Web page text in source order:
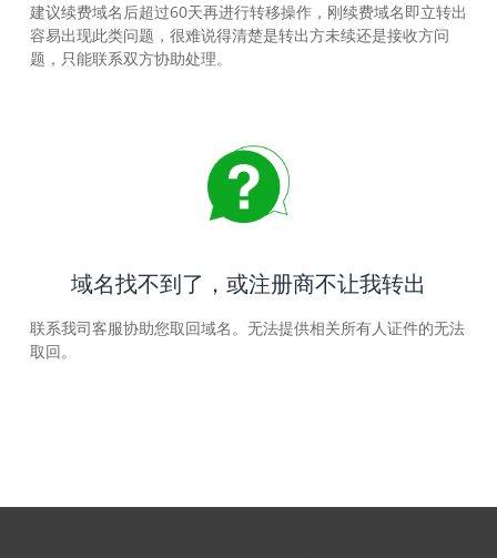
建议续费域名后超过60天再进行转移操作，刚续费域名即立转出
容易出现此类问题，很难说得清楚是转出方未续还是接收方问
题，只能联系双方协助处理。
域名找不到了，或注册商不让我转出
联系我司客服协助您取回域名。无法提供相关所有人证件的无法
取回。